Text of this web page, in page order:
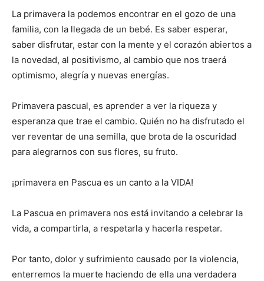
La primavera la podemos encontrar en el gozo de una
familia, con la llegada de un bebé. Es saber esperar,
saber disfrutar, estar con la mente y el corazón abiertos a
la novedad, al positivismo, al cambio que nos traerá
optimismo, alegría y nuevas energías.
Primavera pascual, es aprender a ver la riqueza y
esperanza que trae el cambio. Quién no ha disfrutado el
ver reventar de una semilla, que brota de la oscuridad
para alegrarnos con sus flores, su fruto.
¡primavera en Pascua es un canto a la VIDA!
La Pascua en primavera nos está invitando a celebrar la
vida, a compartirla, a respetarla y hacerla respetar.
Por tanto, dolor y sufrimiento causado por la violencia,
enterremos la muerte haciendo de ella una verdadera